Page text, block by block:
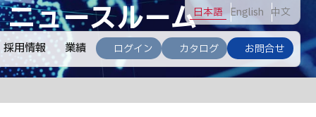
日本語 English 中文
採用情報 業績 ログイン カタログ お問合せ
ニュースルーム